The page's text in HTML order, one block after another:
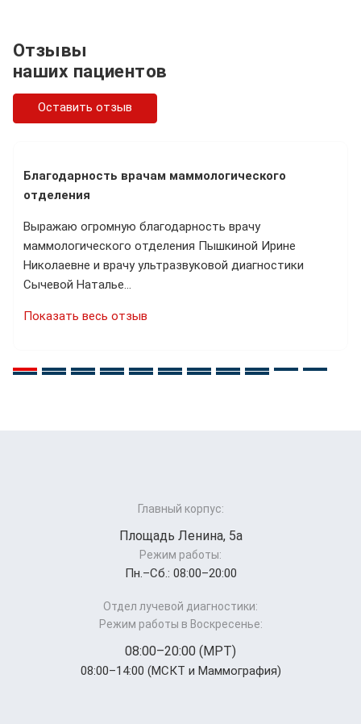
Отзывы
наших пациентов
Оставить отзыв
Благодарность врачам маммологического
отделения
Выражаю огромную благодарность врачу
маммологического отделения Пышкиной Ирине
Николаевне и врачу ультразвуковой диагностики
Сычевой Наталье…
Показать весь отзыв
Главный корпус:
Площадь Ленина, 5а
Режим работы:
Пн.–Cб.: 08:00–20:00
Отдел лучевой диагностики:
Режим работы в Воскресенье:
08:00–20:00 (МРТ)
08:00–14:00 (МСКТ и Маммография)